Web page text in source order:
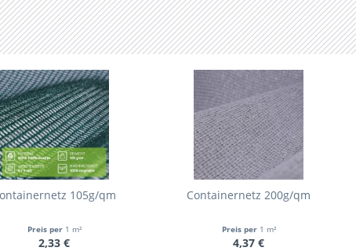
105g/qm
Preis per 1 m²
2,33 €
Containernetz 200g/qm
Preis per 1 m²
4,37 €